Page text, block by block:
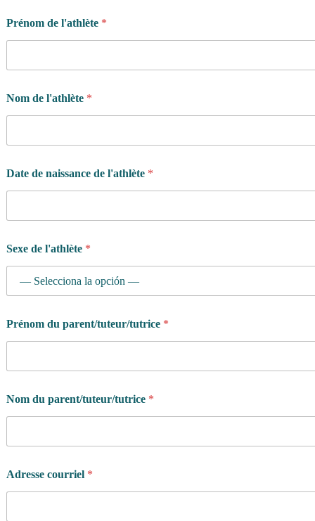
Prénom de l'athlète *
Nom de l'athlète *
Date de naissance de l'athlète *
Sexe de l'athlète *
Prénom du parent/tuteur/tutrice *
Nom du parent/tuteur/tutrice *
Adresse courriel *